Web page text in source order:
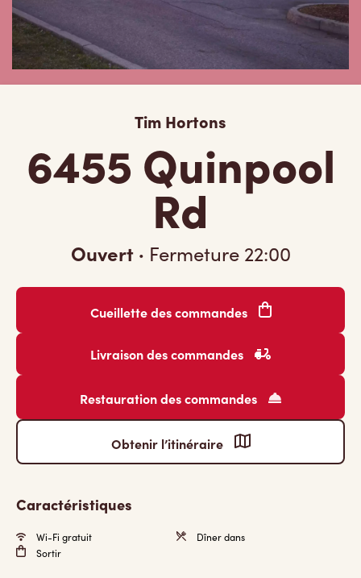
Tim Hortons
6455 Quinpool
Rd
Ouvert · Fermeture 22:00
Cueillette des commandes
Livraison des commandes
Restauration des commandes
Obtenir l’itinéraire
Caractéristiques
Wi-Fi gratuit
Dîner dans
Sortir